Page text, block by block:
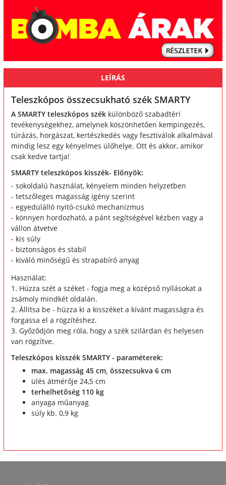
LEÍRÁS
Teleszkópos összecsukható szék SMARTY
A SMARTY teleszkópos szék különböző szabadtéri
tevékenységekhez, amelynek köszönhetően kempingezés,
túrázás, horgászat, kertészkedés vagy fesztiválok alkalmával
mindig lesz egy kényelmes ülőhelye. Ott és akkor, amikor
csak kedve tartja!
SMARTY teleszkópos kisszék- Előnyök:
- sokoldalú használat, kényelem minden helyzetben
- tetszőleges magasság igény szerint
- egyedülálló nyitó-csukó mechanizmus
- könnyen hordozható, a pánt segítségével kézben vagy a
vállon átvetve
- kis súly
- biztonságos és stabil
- kiváló minőségű és strapabíró anyag
Használat:
1. Húzza szét a széket - fogja meg a középső nyílásokat a
zsámoly mindkét oldalán.
2. Állítsa be - húzza ki a kisszéket a kívánt magasságra és
forgassa el a rögzítéshez.
3. Győződjön meg róla, hogy a szék szilárdan és helyesen
van rögzítve.
Teleszkópos kisszék SMARTY - paraméterek:
max. magasság 45 cm, összecsukva 6 cm
ülés átmérője 24,5 cm
terhelhetőség 110 kg
anyaga műanyag
súly kb. 0,9 kg